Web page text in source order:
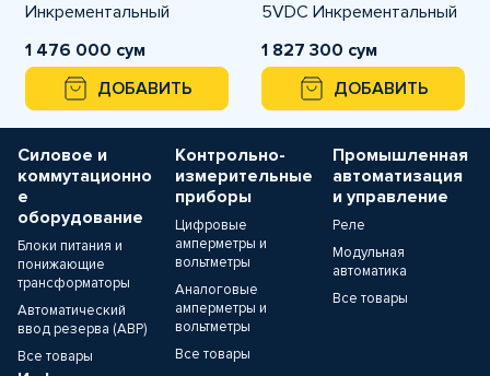
Инкрементальный
энкодер Push-Pull
1 476 000 сум
ДОБАВИТЬ
5VDC Инкрементальный
энкодер Line Driver
1 827 300 сум
ДОБАВИТЬ
Силовое и
коммутационно
е
оборудование
Блоки питания и
понижающие
трансформаторы
Автоматический
ввод резерва (АВР)
Все товары
Контрольно-
измерительные
приборы
Цифровые
амперметры и
вольтметры
Аналоговые
амперметры и
вольтметры
Все товары
Промышленная
автоматизация
и управление
Реле
Модульная
автоматика
Все товары